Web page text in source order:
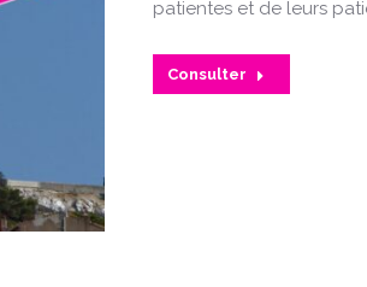
patientes et de leurs
Consulter